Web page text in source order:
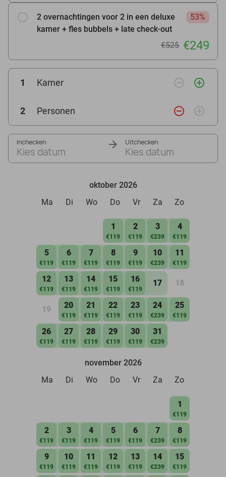
2 overnachtingen voor 2 in een deluxe
kamer + fles bubbels + late check-out
53%
€525 €249
1 Kamer remove_circle_outline add_circle_outline
2 Personen remove_circle_outline add_circle_outline
Inchecken
Kies datum
Uitchecken
Kies datum
oktober 2026
Ma
Di Wo Do Vr Za Zo
1
€119
2
€119
3
€239
4
€119
5
€119
6
€119
7
€119
8
€119
9
€119
10
€239
11
€119
12
€119
13
€119
14
€119
15
€119
16
€119
17 18
19 20
€119
21
€119
22
€119
23
€119
24
€239
25
€119
26
€119
27
€119
28
€119
29
€119
30
€119
31
€239
november 2026
Ma
Di Wo Do Vr Za Zo
1
€119
2
€119
3
€119
4
€119
5
€119
6
€119
7
€239
8
€119
9
€119
10
€119
11
€119
12
€119
13
€119
14
€239
15
€119